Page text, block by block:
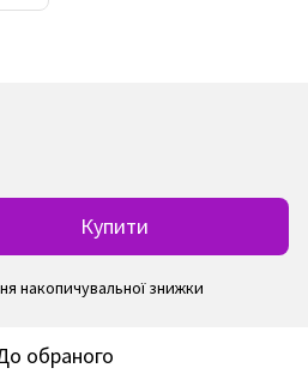
Купити
накопичувальної знижки
обраного